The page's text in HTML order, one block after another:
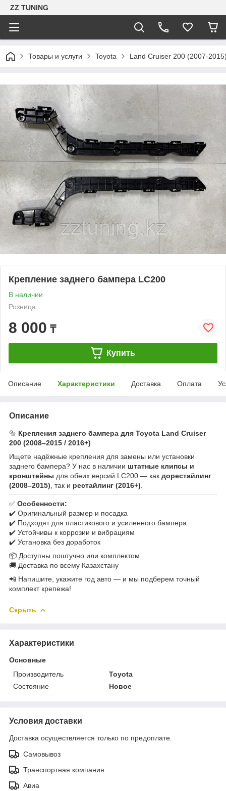
ZZ TUNING
Товары и услуги Toyota Land Cruiser 200 (2007-
Крепление заднего бампера LC200
В наличии
Розница
8 000 ₸
Купить
Описание Характеристики Доставка Оплата
Описание
🔩 Крепления заднего бампера для Toyota Land Cruiser
200 (2008–2015 / 2016+)
Ищете надёжные крепления для замены или установки
заднего бампера? У нас в наличии штатные клипсы и
кронштейны для обеих версий LC200 — как дорестайлинг
(2008–2015) , так и рестайлинг (2016+)
✅ Особенности:
✔️ Оригинальный размер и посадка
✔️ Подходят для пластикового и усиленного бампера
✔️ Устойчивы к коррозии и вибрациям
✔️ Установка без доработок
📦 Доступны поштучно или комплектом
🚚 Доставка по всему Казахстану
📲 Напишите, укажите год авто — и мы подберем точный
комплект крепежа!
Скрыть
Характеристики
Основные
Производитель
Toyota
Состояние
Новое
Условия доставки
Доставка осуществляется только по предоплате.
Самовывоз
Транспортная компания
Авиа